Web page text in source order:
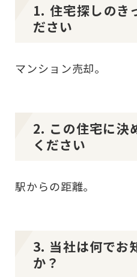
1. 住宅探しのき
ださい
マンション売却。
2. この住宅に決
ください
駅からの距離。
3. 当社は何でお
か？